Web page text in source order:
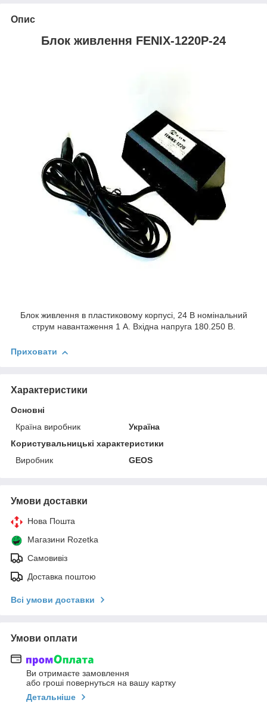
Опис
Блок живлення FENIX-1220Р-24
Блок живлення в пластиковому корпусі, 24 В номінальний
струм навантаження 1 А. Вхідна напруга 180.250 В.
Приховати
Характеристики
Основні
Країна виробник
Україна
Користувальницькі характеристики
Виробник
GEOS
Умови доставки
Нова Пошта
Магазини Rozetka
Самовивіз
Доставка поштою
Всі умови доставки
Умови оплати
Ви отримаєте замовлення
або гроші повернуться на вашу картку
Детальніше